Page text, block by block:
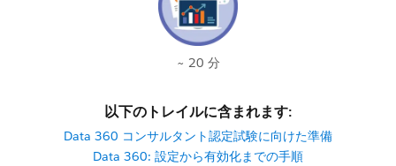
~ 20 分
以下のトレイルに含まれます:
Data 360 コンサルタント認定試験に向けた準備
Data 360: 設定から有効化までの手順